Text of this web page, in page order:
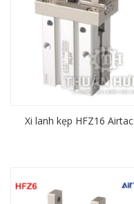
Xi lanh kẹp HFZ16 Airtac